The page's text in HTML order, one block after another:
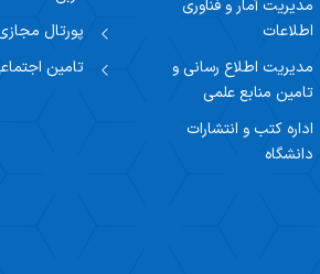
مدیریت آمار و فناوری
اطلاعات
مدیریت اطلاع رسانی و
تامین منابع علمی
اداره کتب و انتشارات
دانشگاه
پورتال
تامین